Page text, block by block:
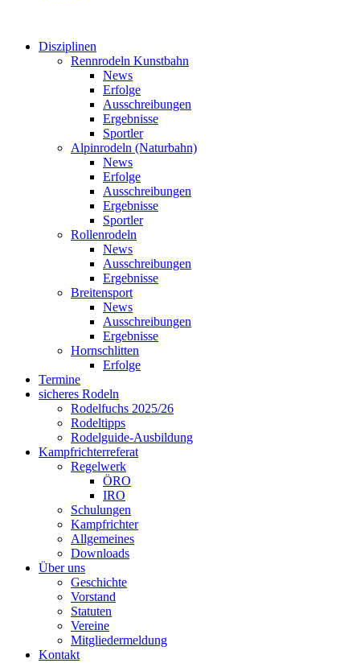
Disziplinen
Rennrodeln Kunstbahn
News
Erfolge
Ausschreibungen
Ergebnisse
Sportler
Alpinrodeln (Naturbahn)
News
Erfolge
Ausschreibungen
Ergebnisse
Sportler
Rollenrodeln
News
Ausschreibungen
Ergebnisse
Breitensport
News
Ausschreibungen
Ergebnisse
Hornschlitten
Erfolge
Termine
sicheres Rodeln
Rodelfuchs 2025/26
Rodeltipps
Rodelguide-Ausbildung
Kampfrichterreferat
Regelwerk
ÖRO
IRO
Schulungen
Kampfrichter
Allgemeines
Downloads
Über uns
Geschichte
Vorstand
Statuten
Vereine
Mitgliedermeldung
Kontakt